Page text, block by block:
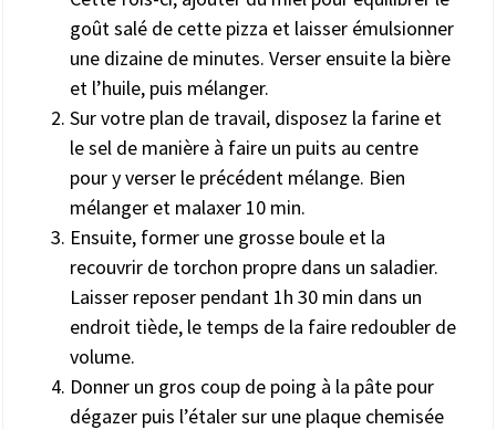
goût salé de cette pizza et laisser émulsionner
une dizaine de minutes. Verser ensuite la bière
et l’huile, puis mélanger.
Sur votre plan de travail, disposez la farine et
le sel de manière à faire un puits au centre
pour y verser le précédent mélange. Bien
mélanger et malaxer 10 min.
Ensuite, former une grosse boule et la
recouvrir de torchon propre dans un saladier.
Laisser reposer pendant 1h 30 min dans un
endroit tiède, le temps de la faire redoubler de
volume.
Donner un gros coup de poing à la pâte pour
dégazer puis l’étaler sur une plaque chemisée